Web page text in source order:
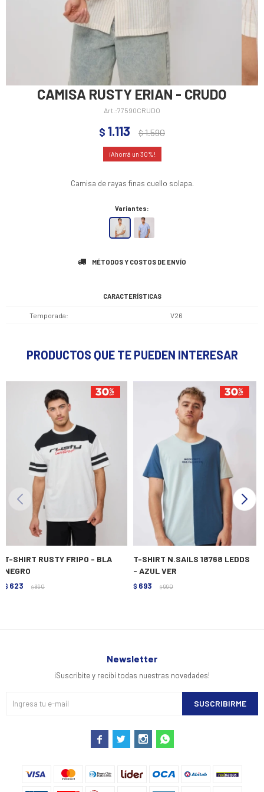
CAMISA RUSTY ERIAN - CRUDO
77590CRUDO
$ 1.113 $1.590
30
Camisa de rayas finas cuello solapa.
Variantes:
MÉTODOS Y COSTOS DE ENVÍO
CARACTERÍSTICAS
Temporada V26
PRODUCTOS QUE TE PUEDEN INTERESAR
T-SHIRT RUSTY FRIPO - BLA
NEGRO
$ 623 $ 890
T-SHIRT N.SAILS 18768 LEDDS
- AZUL VER
$ 693 $ 990
Newsletter
¡Suscribite y recibí todas nuestras novedades!
SUSCRIBIRME
   